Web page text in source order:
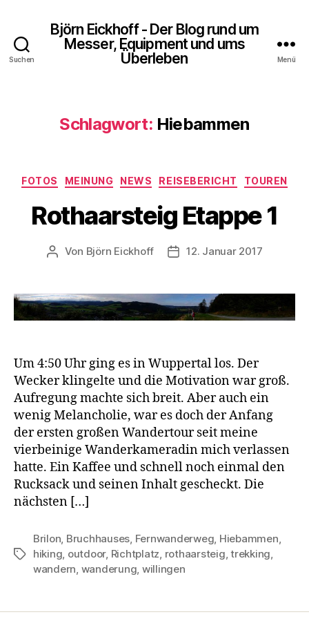
Suchen
Björn Eickhoff - Der Blog rund um
Messer, Equipment und ums
Überleben
Menü
Schlagwort: Hiebammen
Kategorien
FOTOS MEINUNG NEWS REISEBERICHT TOUREN
Rothaarsteig Etappe 1
Beitragsautor
Von Björn Eickhoff Veröffentlichungsdatum
12. Januar 2017
Um 4:50 Uhr ging es in Wuppertal los. Der
Wecker klingelte und die Motivation war groß.
Aufregung machte sich breit. Aber auch ein
wenig Melancholie, war es doch der Anfang
der ersten großen Wandertour seit meine
vierbeinige Wanderkameradin mich verlassen
hatte. Ein Kaffee und schnell noch einmal den
Rucksack und seinen Inhalt gescheckt. Die
nächsten […]
Schlagwörter
Brilon, Bruchhauses, Fernwanderweg, Hiebammen,
hiking, outdoor, Richtplatz, rothaarsteig,trekking,
wandern, wanderung, willingen